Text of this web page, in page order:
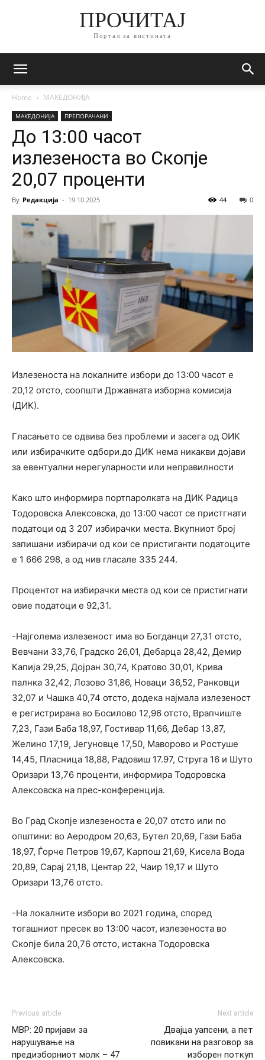
ПРОЧИТАЈ
Портал за вистината
Home МАКЕДОНИЈА
МАКЕДОНИЈА ПРЕПОРАЧАНИ
До 13:00 часот
излезеноста во Скопје
20,07 проценти
By Редакција - 19.10.2025 0
44
Излезеноста на локалните избори до 13:00 часот е
20,12 отсто, соопшти Државната изборна комисија
(ДИК).
Гласањето се одвива без проблеми и засега од ОИК
или избирачките одбори.до ДИК нема никакви дојави
за евентуални нерегуларности или неправилности
Како што информира портпаролката на ДИК Радица
Тодоровска Алексовска, до 13:00 часот се пристгнати
податоци од 3 207 избирачки места. Вкупниот број
запишани избирачи од кои се пристиганти податоците
е 1 666 298, а од нив гласале 335 244.
Процентот на избирачки места од кои се пристигнати
овие податоци е 92,31.
-Најголема излезеност има во Богданци 27,31 отсто,
Вевчани 33,76, Градско 26,01, Дебарца 28,42, Демир
Капија 29,25, Дојран 30,74, Кратово 30,01, Крива
палнка 32,42, Лозово 31,86, Новаци 36,52, Ранковци
32,07 и Чашка 40,74 отсто, додека најмала излезеност
е регистрирана во Босилово 12,96 отсто, Врапчиште
7,23, Гази Баба 18,97, Гостивар 11,66, Дебар 13,87,
Желино 17,19, Јегуновце 17,50, Маворово и Ростуше
14,45, Пласница 18,88, Радовиш 17.97, Струга 16 и Шуто
Оризари 13,76 проценти, информира Тодоровска
Алексовска на прес-конференција.
Во Град Скопје излезеноста е 20,07 отсто или по
општини: во Аеродром 20,63, Бутел 20,69, Гази Баба
18,97, Ѓорче Петров 19,67, Карпош 21,69, Кисела Вода
20,89, Сарај 21,18, Центар 22, Чаир 19,17 и Шуто
Оризари 13,76 отсто.
-На локалните избори во 2021 година, според
тогашниот пресек во 13:00 часот, излезеноста во
Скопје била 20,76 отсто, истакна Тодоровска
Алексовска.
Previous article
МВР: 20 пријави за
нарушување на
предизборниот молк – 47
Next article
Двајца уапсени, а пет
повикани на разговор за
изборен поткуп